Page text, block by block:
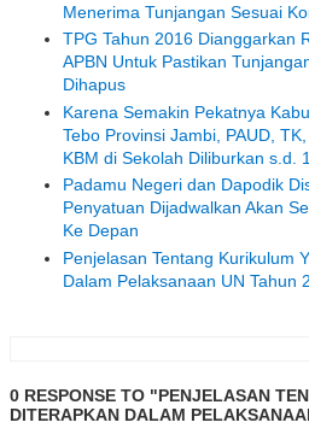
Menerima Tunjangan Sesuai
TPG Tahun 2016 Dianggarkan
APBN Untuk Pastikan
Dihapus
Karena Semakin Pekatnya
Tebo Provinsi Jambi, PAUD,
KBM di Sekolah Diliburkan s.d.
Padamu Negeri dan Dapodik
Penyatuan Dijadwalkan Akan
Ke Depan
Penjelasan Tentang Kurikulum
Dalam Pelaksanaan UN Tahun
0 RESPONSE TO "PENJELASAN
DITERAPKAN DALAM